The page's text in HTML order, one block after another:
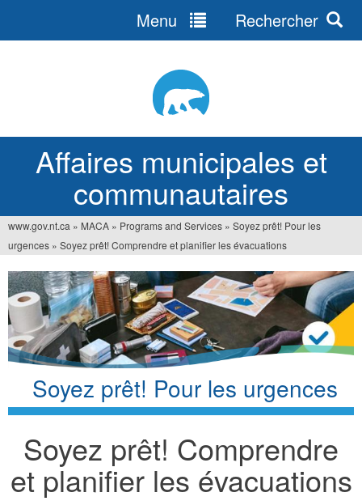
Affaires municipales et
communautaires
Menu Rechercher
Vous
êtes
ici
www.gov.nt.ca » MACA » Programs and Services » Soyez prêt! Pour les
urgences » Soyez prêt! Comprendre et planifier les évacuations
Soyez prêt! Pour les urgences
Soyez prêt! Comprendre
et planifier les évacuations